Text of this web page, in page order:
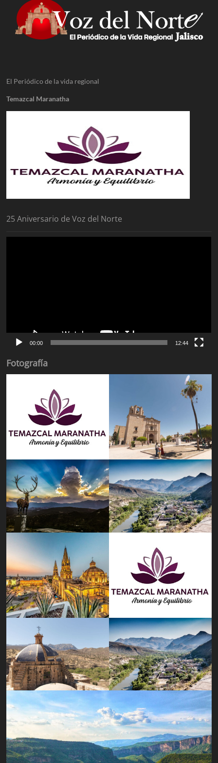
El Periódico de la vida regional
Temazcal Maranatha
25 Aniversario de Voz del Norte
00:00 12:44
Fotografía